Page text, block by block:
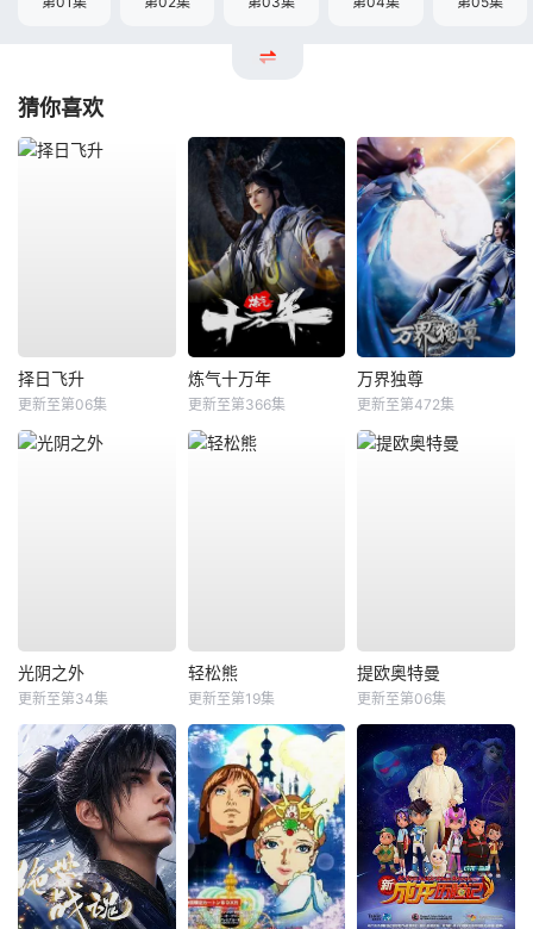
猜你喜欢
择日飞升
更新至第06集
炼气十万年
更新至第366集
万界独尊
更新至第472集
光阴之外
更新至第34集
轻松熊
更新至第19集
提欧奥特曼
更新至第06集